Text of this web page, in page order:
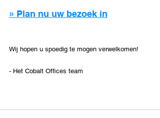
» Plan nu uw bezoek in
Wij hopen u spoedig te mogen verwelkomen!
- Het Cobalt Offices team